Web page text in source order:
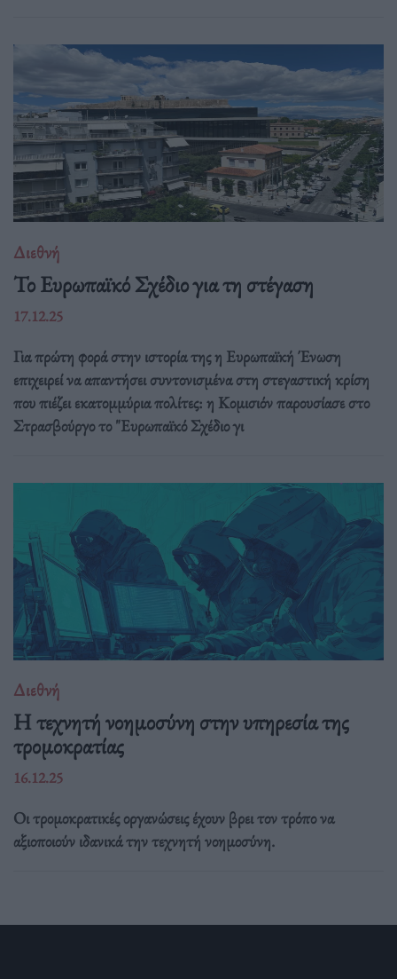
Διεθνή
Το Ευρωπαϊκό Σχέδιο για τη στέγαση
17.12.25
Για πρώτη φορά στην ιστορία της η Ευρωπαϊκή Ένωση
επιχειρεί να απαντήσει συντονισμένα στη στεγαστική κρίση
που πιέζει εκατομμύρια πολίτες: η Κομισιόν παρουσίασε στο
Στρασβούργο το "Ευρωπαϊκό Σχέδιο γι
Διεθνή
Η τεχνητή νοημοσύνη στην υπηρεσία της
τρομοκρατίας
16.12.25
Οι τρομοκρατικές οργανώσεις έχουν βρει τον τρόπο να
αξιοποιούν ιδανικά την τεχνητή νοημοσύνη.